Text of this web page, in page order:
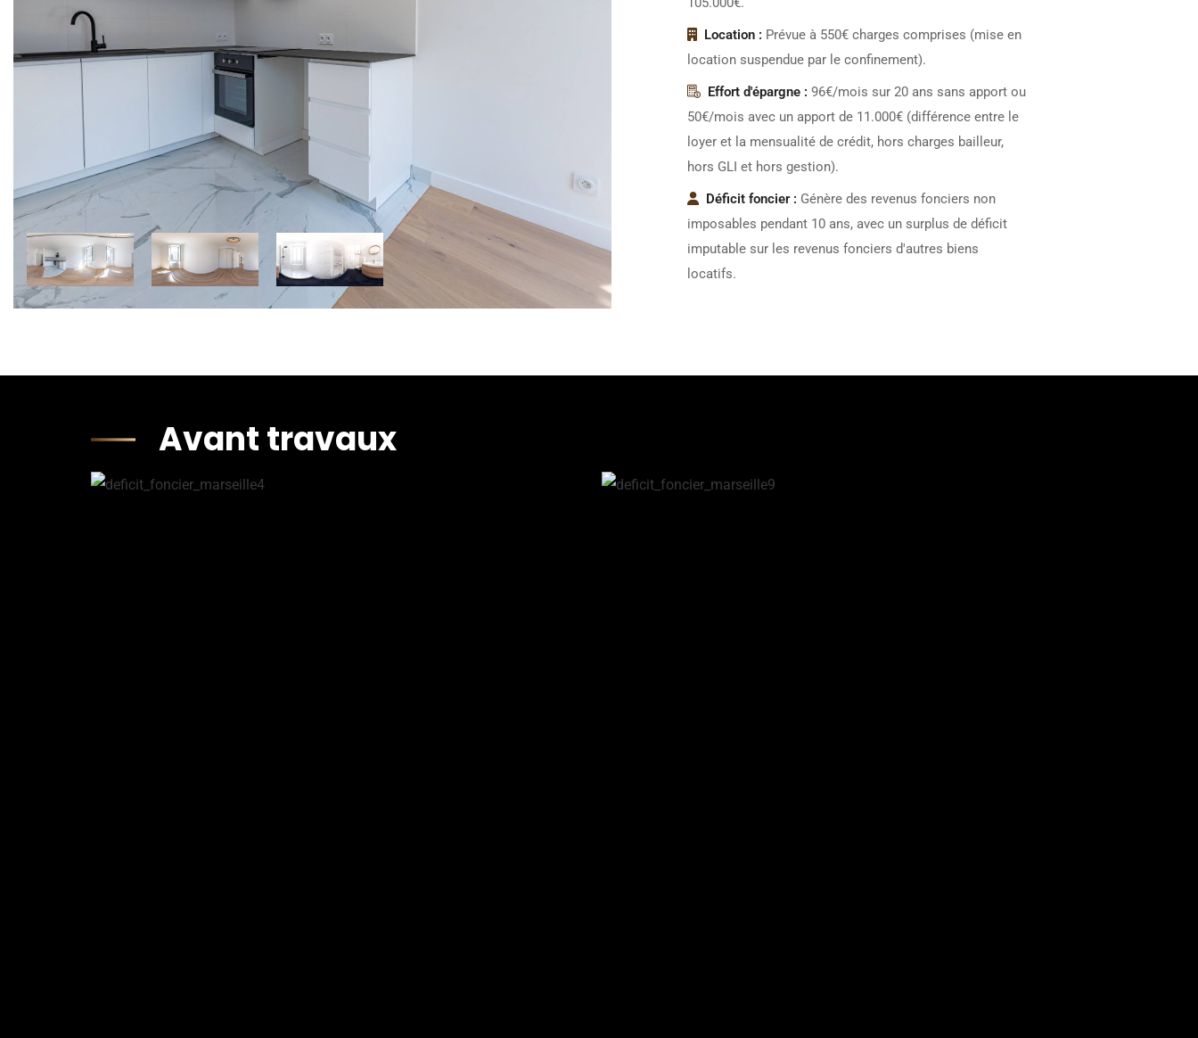
Location : Prévue à 550€ charges comprises (mise en
location suspendue par le confinement).
Effort d'épargne : 96€/mois sur 20 ans sans apport ou
50€/mois avec un apport de 11.000€ (différence entre le
loyer et la mensualité de crédit, hors charges bailleur,
hors GLI et hors gestion).
Déficit foncier : Génère des revenus fonciers non
imposables pendant 10 ans, avec un surplus de déficit
imputable sur les revenus fonciers d'autres biens
locatifs.
Avant travaux